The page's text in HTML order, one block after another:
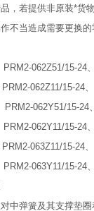
，若提供非原装*
不当造成需要更换
062Z51/15-
062Z11/15-
PRM2-062Y51/15-
062Y11/15-
063Z11/15-
063Y11/15-
中弹簧及其支撑垫